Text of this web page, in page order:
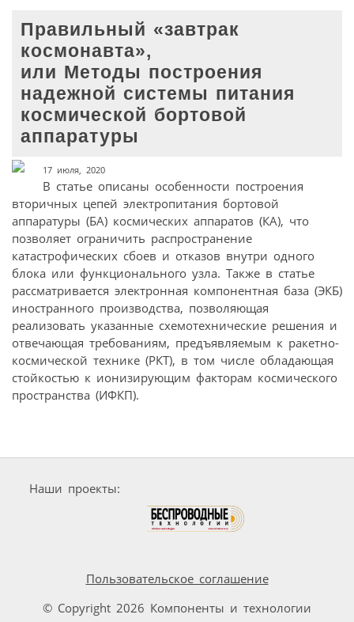
Правильный «завтрак
космонавта»,
или Методы построения
надежной системы питания
космической бортовой
аппаратуры
17 июля, 2020
В статье описаны особенности построения
вторичных цепей электропитания бортовой
аппаратуры (БА) космических аппаратов (КА), что
позволяет ограничить распространение
катастрофических сбоев и отказов внутри одного
блока или функционального узла. Также в статье
рассматривается электронная компонентная база (ЭКБ)
иностранного производства, позволяющая
реализовать указанные схемотехнические решения и
отвечающая требованиям, предъявляемым к ракетно-
космической технике (РКТ), в том числе обладающая
стойкостью к ионизирующим факторам космического
пространства (ИФКП).
Наши проекты:
Пользовательское соглашение
© Copyright 2026 Компоненты и технологии